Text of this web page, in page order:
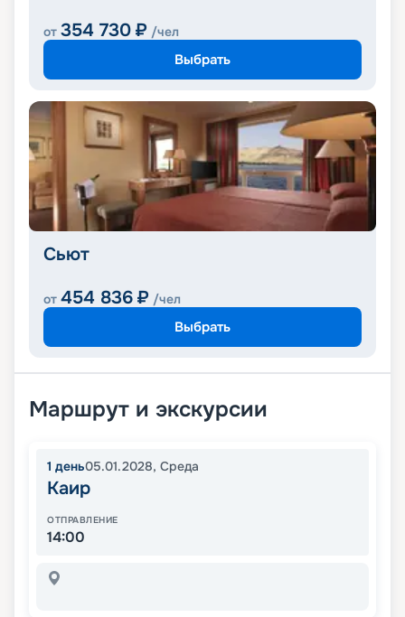
от 354 730 ₽ /чел
Выбрать
Сьют
от 454 836 ₽ /чел
Выбрать
Маршрут и экскурсии
1 день05.01.2028, Среда
Каир
ОТПРАВЛЕНИЕ
14:00